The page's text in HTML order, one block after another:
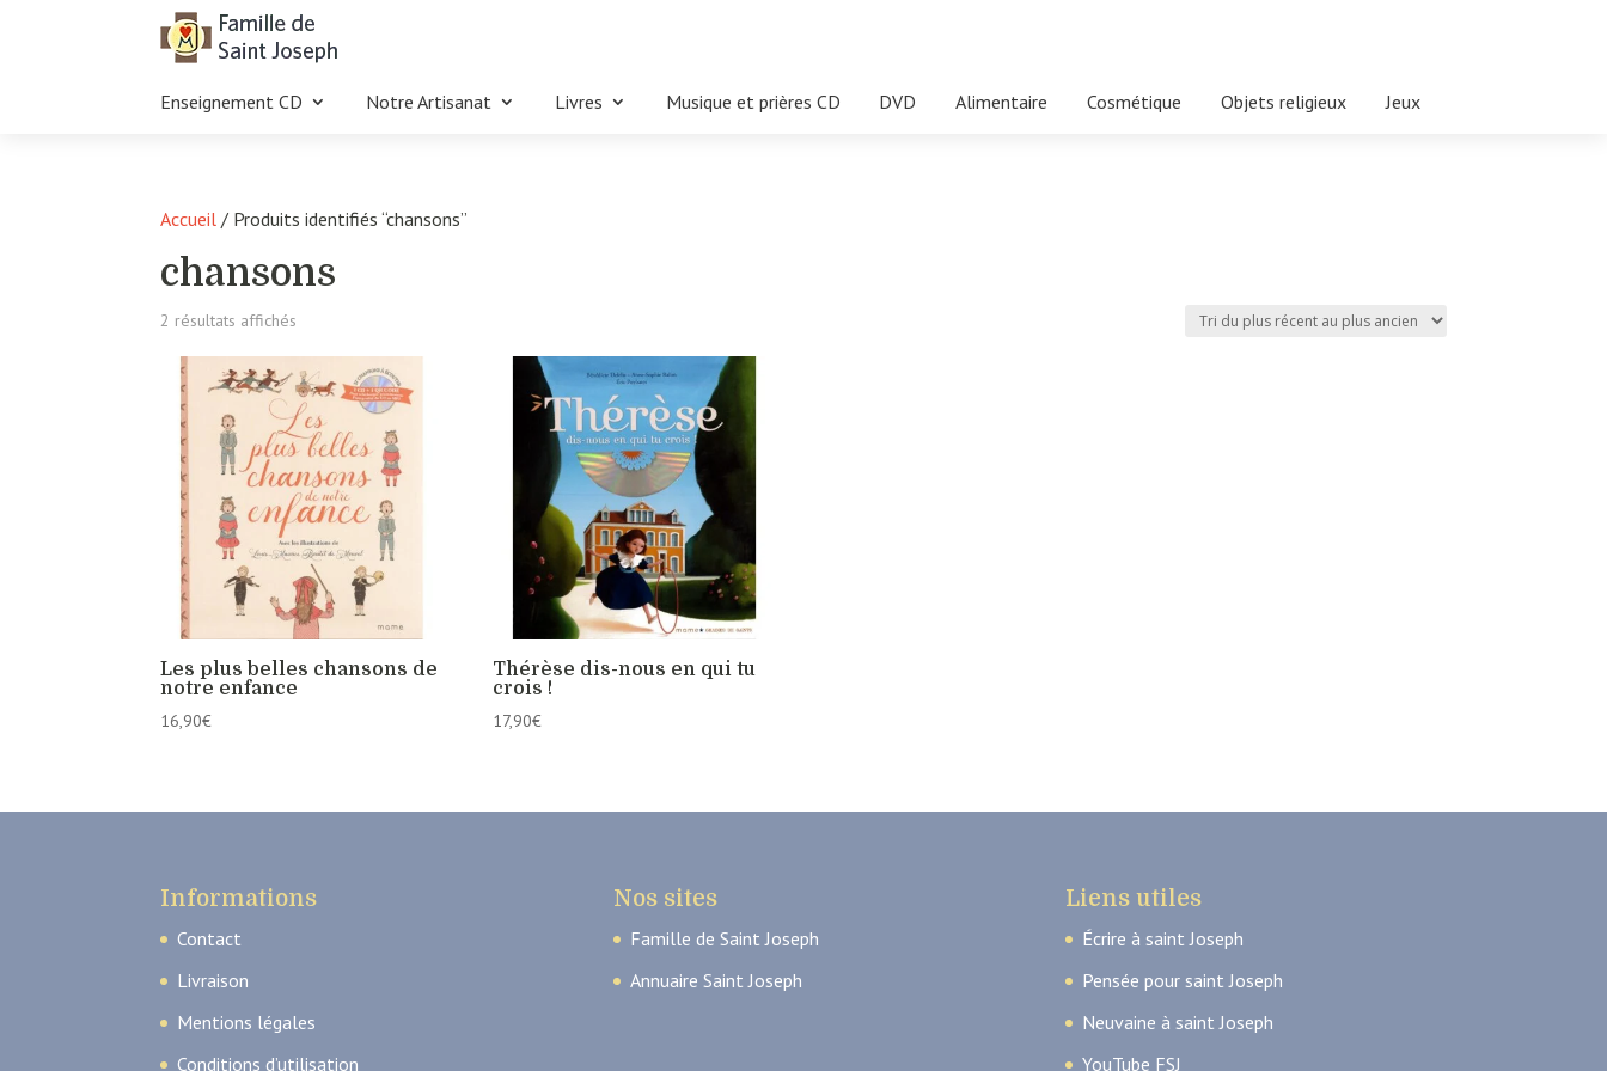
Enseignement CD Notre Artisanat Livres Musique et prières CD DVD Alimentaire Cosmétique Objets religieux Jeux
Accueil / Produits identifiés “chansons”
chansons
2 résultats affichés
du
plus
récent
au
plus
ancien
Les plus belles chansons de
notre enfance
16,90€
Thérèse dis-nous en qui tu
crois !
17,90€
Informations
Contact
Livraison
Mentions légales
Conditions d’utilisation
Nos sites
Famille de Saint Joseph
Annuaire Saint Joseph
Liens utiles
Écrire à saint Joseph
Pensée pour saint Joseph
Neuvaine à saint Joseph
YouTube FSJ